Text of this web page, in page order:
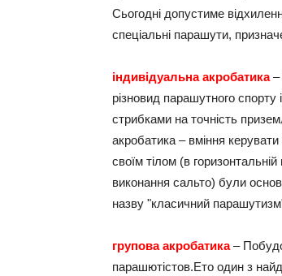
Сьогодні допустиме
спеціальні парашути,
індивідуальна акробатика–
різновид парашутного
стрибками на точність
акробатика – вміння
своїм тілом (в
виконання сальто) були
назву "класичний
групова акробатика–
парашютістов.Ето один з